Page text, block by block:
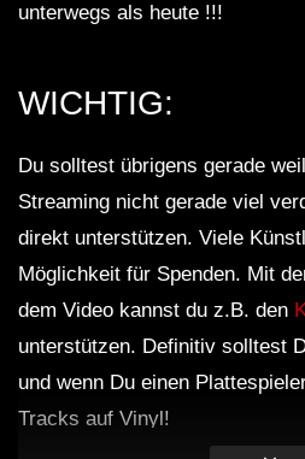
unterwegs als heute !!!
WICHTIG:
Du solltest übrigens gerade
Streaming nicht gerade viel
direkt unterstützen. Viele
Möglichkeit für Spenden. Mit
dem Video kannst du z.B. den
unterstützen. Definitiv solltest
und wenn Du einen
Tracks auf Vinyl!